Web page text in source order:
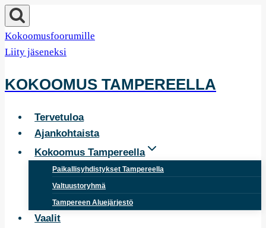
Siirry
sisältöön
Kokoomusfoorumille
Liity jäseneksi
KOKOOMUS TAMPEREELLA
Tervetuloa
Ajankohtaista
Kokoomus Tampereella
Paikallisyhdistykset Tampereella
Valtuustoryhmä
Tampereen Aluejärjestö
Vaalit